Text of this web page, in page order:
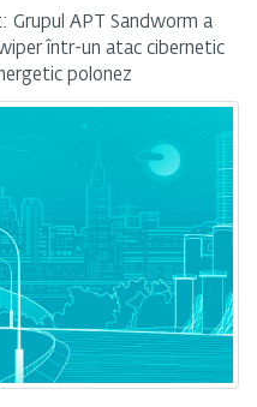
Grupul APT Sandworm a
într-un atac cibernetic
polonez